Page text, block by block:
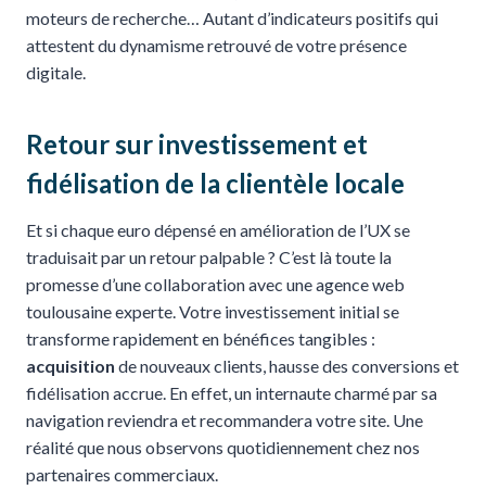
moteurs de recherche… Autant d’indicateurs positifs qui
attestent du dynamisme retrouvé de votre présence
digitale.
Retour sur investissement et
fidélisation de la clientèle locale
Et si chaque euro dépensé en amélioration de l’UX se
traduisait par un retour palpable ? C’est là toute la
promesse d’une collaboration avec une agence web
toulousaine experte. Votre investissement initial se
transforme rapidement en bénéfices tangibles :
acquisition de nouveaux clients, hausse des conversions et
fidélisation accrue. En effet, un internaute charmé par sa
navigation reviendra et recommandera votre site. Une
réalité que nous observons quotidiennement chez nos
partenaires commerciaux.